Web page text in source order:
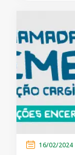
16/02/2024